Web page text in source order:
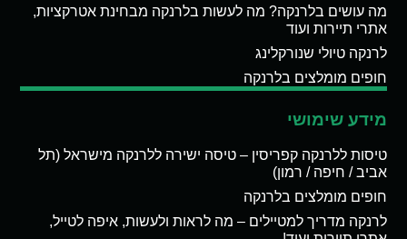
מה עושים בלרנקה? מה לעשות בלרנקה מבחינת אטרקציות,
אתרי תיירות ועוד
לרנקה טיולי שנורקלינג
חופים מומלצים בלרנקה
מידע שימושי
טיסות ללרנקה קפריסין – טיסה ישירה ללרנקה מישראל (תל
אביב / חיפה / רמון)
חופים מומלצים בלרנקה
לרנקה מדריך למטיילים – מה לראות ולעשות, איפה לטייל,